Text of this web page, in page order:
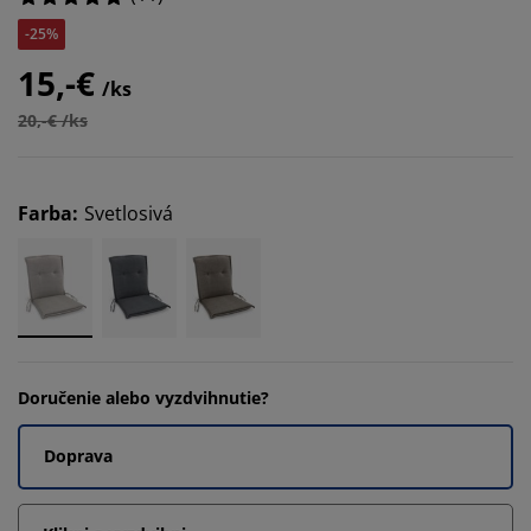
-25%
15,-€ /ks
20,-€ /ks
Farba: Svetlosivá
Doručenie alebo vyzdvihnutie?
Doprava